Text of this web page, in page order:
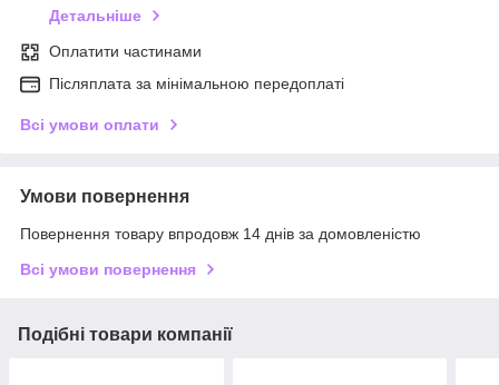
Детальніше
Оплатити частинами
Післяплата за мінімальною передоплаті
Всі умови оплати
Умови повернення
Повернення товару впродовж 14 днів за домовленістю
Всі умови повернення
Подібні товари компанії